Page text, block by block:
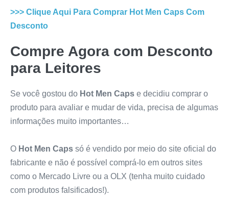
>>> Clique Aqui Para Comprar Hot Men Caps Com
Desconto
Compre Agora com Desconto
para Leitores
Se você gostou do Hot Men Caps e decidiu comprar o
produto para avaliar e mudar de vida, precisa de algumas
informações muito importantes…
O Hot Men Caps só é vendido por meio do site oficial do
fabricante e não é possível comprá-lo em outros sites
como o Mercado Livre ou a OLX (tenha muito cuidado
com produtos falsificados!).